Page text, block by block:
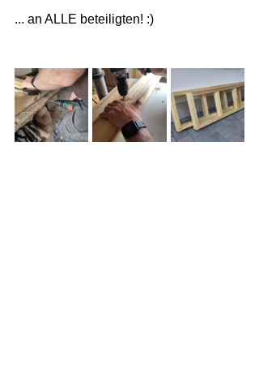
... an ALLE beteiligten! :)